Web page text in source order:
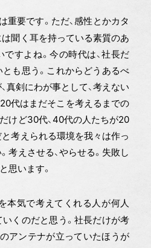
重要です。ただ、感性とかカタ
聞く耳を持っている素質のあ
すよね。今の時代は、社長だ
も思う。これからどうあるべ
真剣にわが事として、考えない
代はまだそこを考えるまでの
けど30代、40代の人たちが20
考えられる環境を我々は作っ
考えさせる、やらせる。失敗し
思います。
本気で考えてくれる人が何人
くのだと思う。社長だけが考
アンテナが立っていたほうが